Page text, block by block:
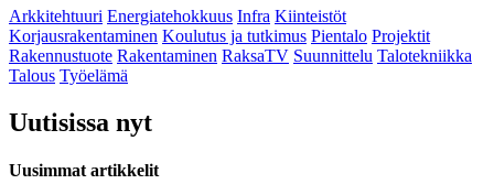
Arkkitehtuuri Energiatehokkuus Infra Kiinteistöt
Korjausrakentaminen Koulutus ja tutkimus Pientalo Projektit
Rakennustuote Rakentaminen RaksaTV Suunnittelu Talotekniikka
Talous Työelämä
Uutisissa nyt
Uusimmat artikkelit